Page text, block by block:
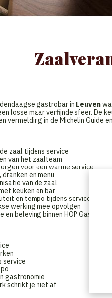
gastrobar in Leuven
losse maar verfijnde sfeer. De
vermelding in de Michelin Guide
zaal tijdens service
van het zaalteam
voor een warme service
en menu
van de zaal
keuken en bar
en tempo tijdens service
werking mee opvolgen
en beleving binnen HOP Gastrobar
service
gastronomie
schrikt je niet af